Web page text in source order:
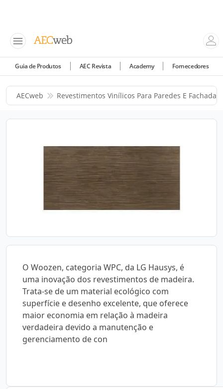
Guia de Produtos AEC Revista Academy Fornecedores
AECweb Revestimentos Vinílicos Para Paredes E Fachadas
O Woozen, categoria WPC, da LG Hausys, é
uma inovação dos revestimentos de madeira.
Trata-se de um material ecológico com
superfície e desenho excelente, que oferece
maior economia em relação à madeira
verdadeira devido a manutenção e
gerenciamento de con